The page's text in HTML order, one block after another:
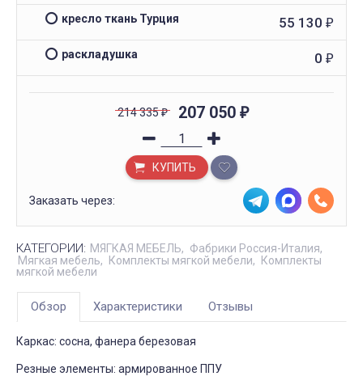
кресло ткань Турция 55 130 ₽
раскладушка 0 ₽
214 335₽ 207 050 ₽
КУПИТЬ
Заказать через:
КАТЕГОРИИ: МЯГКАЯ МЕБЕЛЬ
Фабрики Россия-Италия
Мягкая мебель
Комплекты мягкой мебели
Комплекты
мягкой мебели
Обзор Характеристики Отзывы
Каркас: сосна, фанера березовая
Резные элементы: армированное ППУ